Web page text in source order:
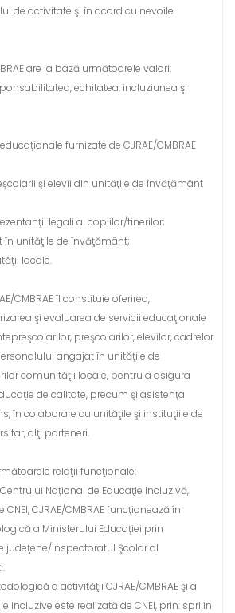
de activitate şi în acord cu nevoile
are la bază următoarele valori:
echitatea, incluziunea şi
furnizate de CJRAE/CMBRAE
şi elevii din unităţile de învăţământ
legali ai copiilor/tinerilor;
unităţile de învăţământ;
locale.
CMBRAE îl constituie oferirea,
şi evaluarea de servicii educaţionale
preşcolarilor, elevilor, cadrelor
angajat în unităţile de
comunităţii locale, pentru a asigura
de calitate, precum şi asistenţa
în colaborare cu unităţile şi instituţiile de
alţi parteneri.
relaţii funcţionale:
Naţional de Educaţie Incluzivă,
CJRAE/CMBRAE funcţionează în
a Ministerului Educaţiei prin
judeţene/inspectoratul Şcolar al
a activităţii CJRAE/CMBRAE şi a
incluzive este realizată de CNEI, prin: sprijin